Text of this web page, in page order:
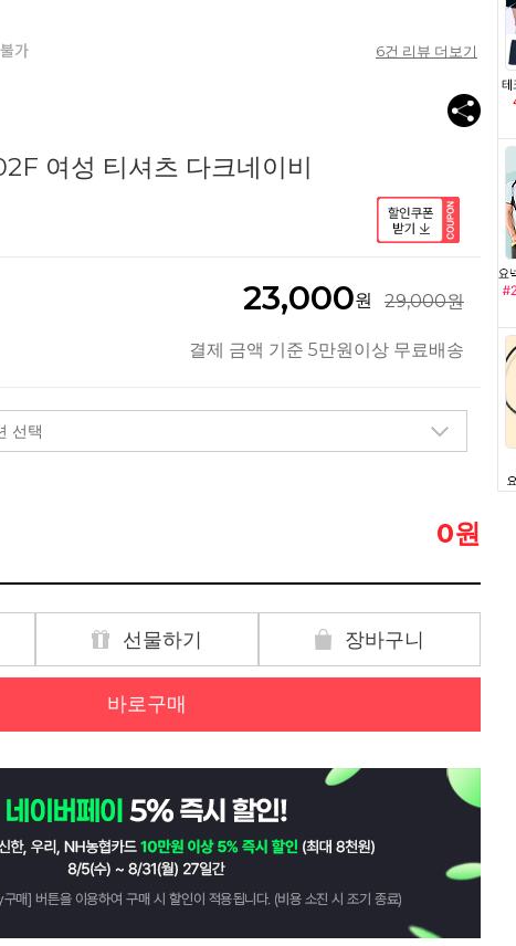
6건 리뷰 더보기
여성 티셔츠 다크네이비
23,000원 29,000원
결제 금액 기준 5만원이상 무료배송
0원
선물하기 장바구니
바로구매